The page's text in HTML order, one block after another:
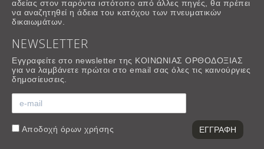
αδείας στον παρόντα ιστότοπο από άλλες πηγές, θα πρέπει
να αναζητηθεί η άδεια του κατόχου των πνευματικών
δικαιωμάτων.
NEWSLETTER
Εγγραφείτε στο newsletter της ΚΟΙΝΩΝΙΑΣ ΟΡΘΟΔΟΞΙΑΣ
για να λαμβάνετε πρώτοι στο email σας όλες τις καινούργιες
δημοσίευσεις.
Αποδοχή όρων χρήσης